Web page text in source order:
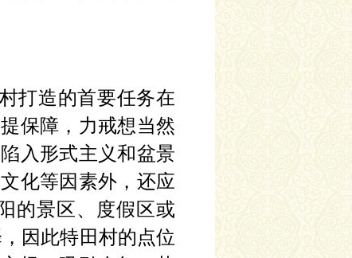
打造的首要任务在
保障，力戒想当然
入形式主义和盆景
化等因素外，还应
的景区、度假区或
因此特田村的点位